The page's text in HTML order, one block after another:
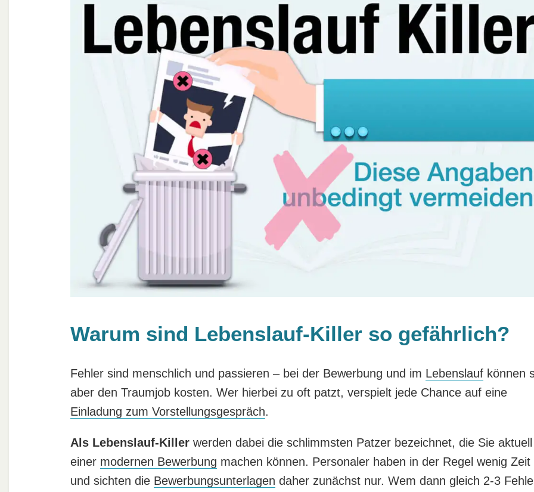
Warum sind Lebenslauf-Killer so gefährlich?
Fehler sind menschlich und passieren – bei der Bewerbung und im Lebenslaufkönnen
aber den Traumjob kosten. Wer hierbei zu oft patzt, verspielt jede Chance auf eine
Einladung zum Vorstellungsgespräch.
Als Lebenslauf-Killerwerden dabei die schlimmsten Patzer bezeichnet, die Sie aktuell
einer modernen Bewerbung machen können. Personaler haben in der Regel wenig Zeit
und sichten die Bewerbungsunterlagen daher zunächst nur. Wem dann gleich 2-3